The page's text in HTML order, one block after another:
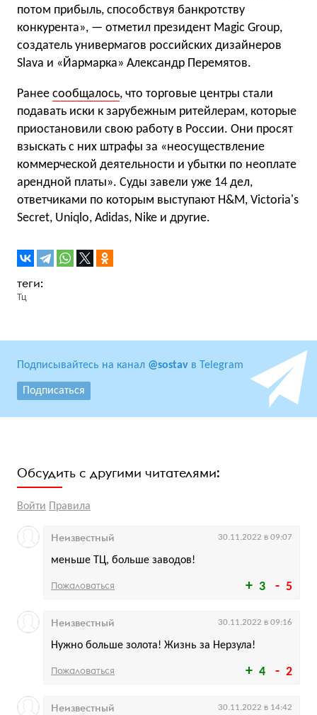
потом прибыль, способствуя банкротству
конкурента», — отметил президент Magic Group,
создатель универмагов российских дизайнеров
Slava и «Йармарка» Александр Перемятов.
Ранее сообщалось, что торговые центры стали
подавать иски к зарубежным ритейлерам, которые
приостановили свою работу в России. Они просят
взыскать с них штрафы за «неосуществление
коммерческой деятельности и убытки по неоплате
арендной платы». Суды завели уже 14 дел,
ответчиками по которым выступают H&M, Victoria's
Secret, Uniqlo, Adidas, Nike и другие.
Тц
Подписывайтесь на канал @sostav в Telegram
Подписаться
Обсудить с другими читателями:
Войти Правила
3 5
меньше ТЦ, больше заводов!
Неизвестный 30.11.2022 в 09:07
Пожаловаться
4 2
Нужно больше золота! Жизнь за Нерзула!
Неизвестный 30.11.2022 в 09:16
Пожаловаться
Неизвестный 30.11.2022 в 14:42